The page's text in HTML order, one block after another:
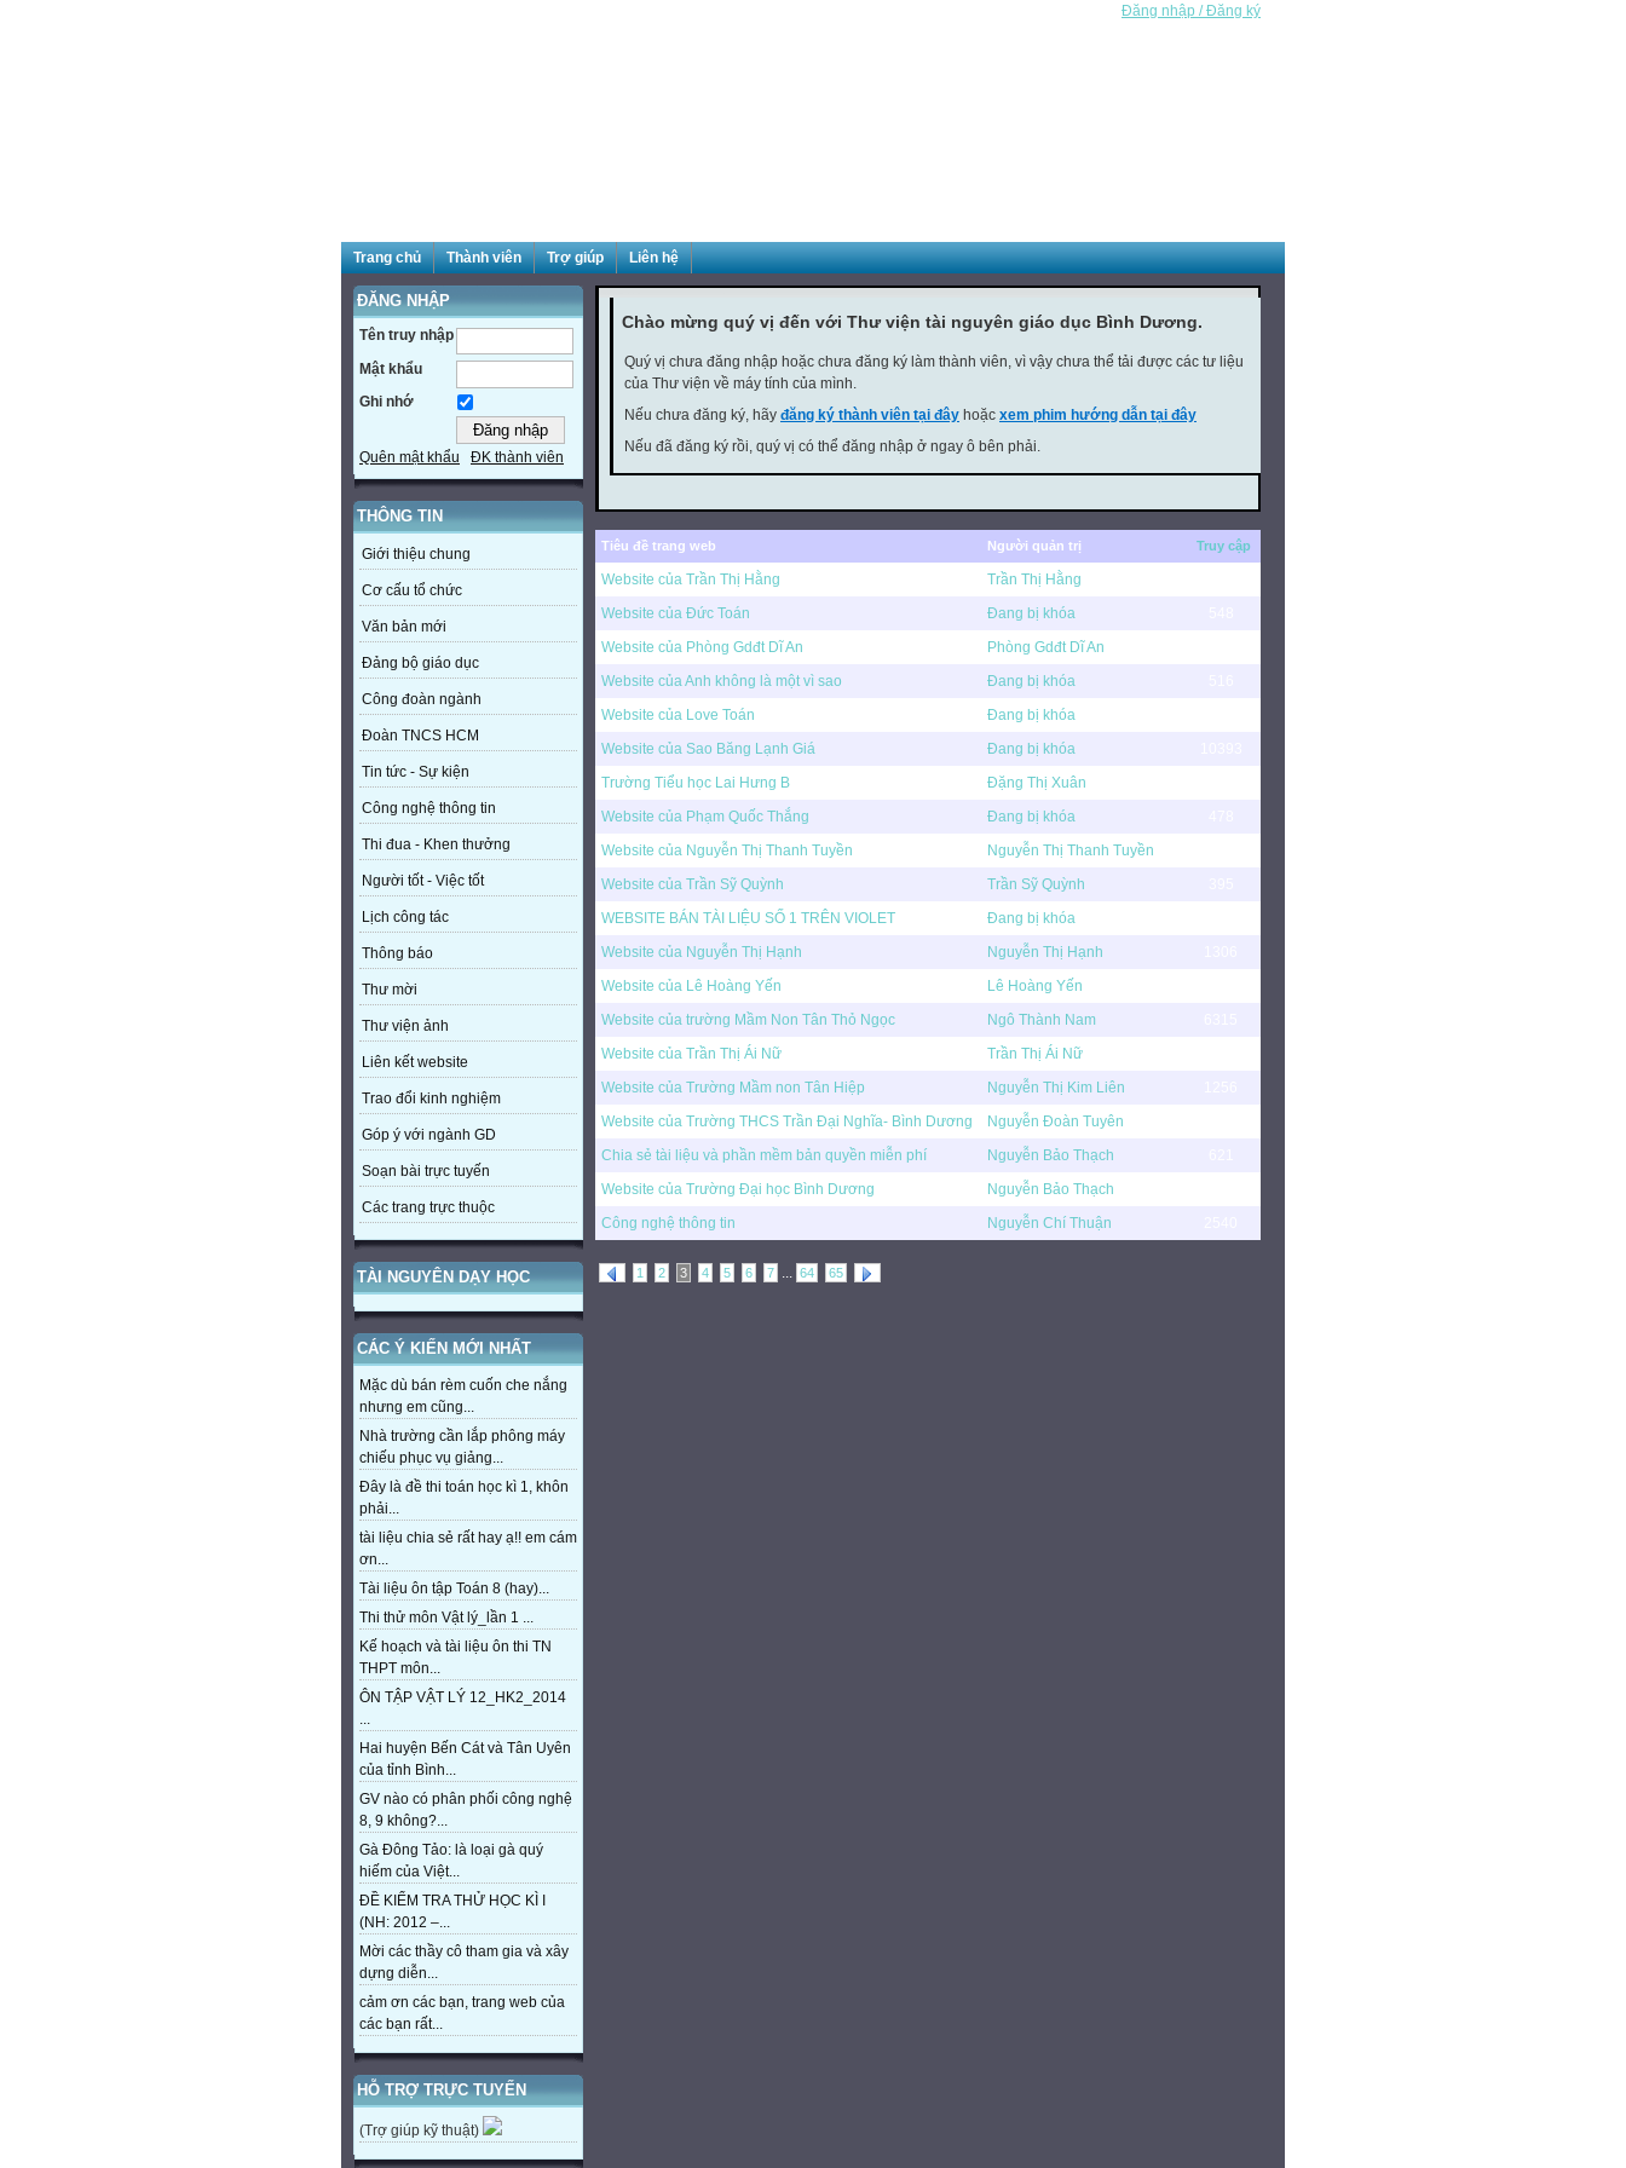
Đăng nhập / Đăng ký
Trang chủ Thành viên Trợ giúp Liên hệ
ĐĂNG NHẬP
Tên truy nhập
Mật khẩu
Ghi nhớ
Quên mật khẩu ĐK thành viên
THÔNG TIN
Giới thiệu chung
Cơ cấu tổ chức
Văn bản mới
Đảng bộ giáo dục
Công đoàn ngành
Đoàn TNCS HCM
Tin tức - Sự kiện
Công nghệ thông tin
Thi đua - Khen thưởng
Người tốt - Việc tốt
Lịch công tác
Thông báo
Thư mời
Thư viện ảnh
Liên kết website
Trao đổi kinh nghiệm
Góp ý với ngành GD
Soạn bài trực tuyến
Các trang trực thuộc
TÀI NGUYÊN DẠY HỌC
CÁC Ý KIẾN MỚI NHẤT
Mặc dù bán rèm cuốn che nắng
nhưng em cũng...
Nhà trường cần lắp phông máy
chiếu phục vụ giảng...
Đây là đề thi toán học kì 1, khôn
phải...
tài liệu chia sẻ rất hay ạ!! em cám
ơn...
Tài liệu ôn tập Toán 8 (hay)...
Thi thử môn Vật lý_lần 1 ...
Kế hoạch và tài liệu ôn thi TN
THPT môn...
ÔN TẬP VẬT LÝ 12_HK2_2014
...
Hai huyện Bến Cát và Tân Uyên
của tỉnh Bình...
GV nào có phân phối công nghệ
8, 9 không?...
Gà Đông Tảo: là loại gà quý
hiếm của Việt...
ĐỀ KIỂM TRA THỬ HỌC KÌ I
(NH: 2012 –...
Mời các thầy cô tham gia và xây
dựng diễn...
cảm ơn các bạn, trang web của
các bạn rất...
HỖ TRỢ TRỰC TUYẾN
(Trợ giúp kỹ thuật)
Chào mừng quý vị đến với Thư viện tài nguyên giáo dục Bình Dương.
Quý vị chưa đăng nhập hoặc chưa đăng ký làm thành viên, vì vậy chưa thể tải được các tư liệu
của Thư viện về máy tính của mình.
Nếu chưa đăng ký, hãy đăng ký thành viên tại đây hoặc xem phim hướng dẫn tại đây
Nếu đã đăng ký rồi, quý vị có thể đăng nhập ở ngay ô bên phải.
Tiêu đề trang web Người quản trị Truy cập
Website của Trần Thị Hằng Trần Thị Hằng
Website của Đức Toán
Đang bị khóa
Website của Phòng Gdđt Dĩ An
Phòng Gdđt Dĩ An
Website của Anh không là một vì sao
Đang bị khóa
Website của Love Toán
Đang bị khóa
Website của Sao Băng Lạnh Giá
Đang bị khóa
Trường Tiểu học Lai Hưng B
Đặng Thị Xuân
Website của Phạm Quốc Thắng
Đang bị khóa
Website của Nguyễn Thị Thanh Tuyền
Nguyễn Thị Thanh Tuyền
Website của Trần Sỹ Quỳnh
Trần Sỹ Quỳnh
WEBSITE BÁN TÀI LIỆU SỐ 1 TRÊN VIOLET
Đang bị khóa
Website của Nguyễn Thị Hạnh
Nguyễn Thị Hạnh
Website của Lê Hoàng Yến
Lê Hoàng Yến
Website của trường Mầm Non Tân Thỏ Ngọc
Ngô Thành Nam
Website của Trần Thị Ái Nữ
Trần Thị Ái Nữ
Website của Trường Mầm non Tân Hiệp
Nguyễn Thị Kim Liên
Website của Trường THCS Trần Đại Nghĩa- Bình Dương
Nguyễn Đoàn Tuyên
Chia sẻ tài liệu và phần mềm bản quyền miễn phí
Nguyễn Bảo Thạch
Website của Trường Đại học Bình Dương
Nguyễn Bảo Thạch
Công nghệ thông tin
Nguyễn Chí Thuận
1 2 3 4 5 6 7 ... 64 65